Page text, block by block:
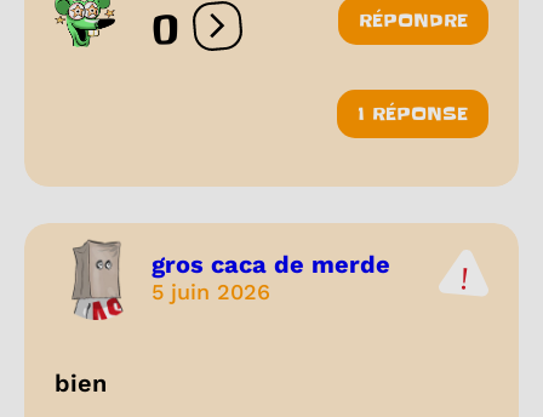
0 Ouvrir les réactions
RÉPONDRE
1 RÉPONSE
gros caca de merde
5 juin 2026
bien